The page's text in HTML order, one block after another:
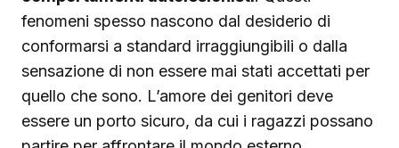
fenomeni spesso nascono dal desiderio di
conformarsi a standard irraggiungibili o dalla
sensazione di non essere mai stati accettati per
quello che sono. L’amore dei genitori deve
essere un porto sicuro, da cui i ragazzi possano